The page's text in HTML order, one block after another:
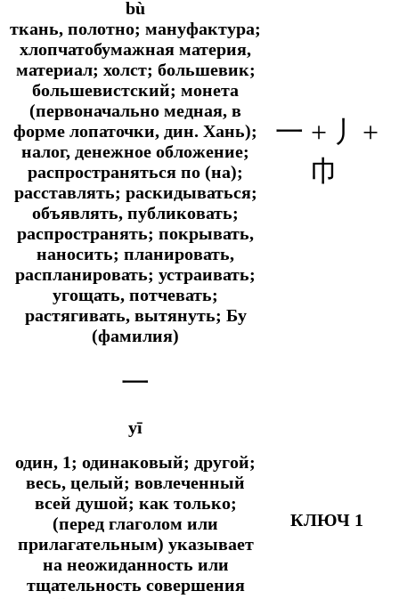
bù
ткань, полотно; мануфактура;
хлопчатобумажная материя,
материал; холст; большевик;
большевистский; монета
(первоначально медная, в
форме лопаточки, дин. Хань);
налог, денежное обложение;
распространяться по (на);
расставлять; раскидываться;
объявлять, публиковать;
распространять; покрывать,
наносить; планировать,
распланировать; устраивать;
угощать, потчевать;
растягивать, вытянуть; Бу
(фамилия)
一 + 丿 +
巾
一
yī
один, 1; одинаковый; другой;
весь, целый; вовлеченный
всей душой; как только;
(перед глаголом или
прилагательным) указывает
на неожиданность или
тщательность совершения
КЛЮЧ 1